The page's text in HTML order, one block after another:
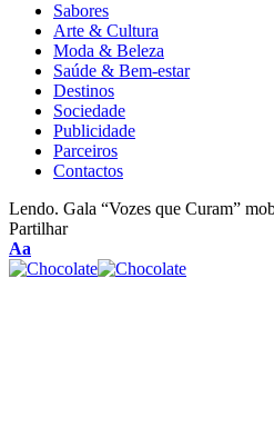
Sabores
Arte & Cultura
Moda & Beleza
Saúde & Bem-estar
Destinos
Sociedade
Publicidade
Parceiros
Contactos
Lendo. Gala “Vozes que Curam”
Partilhar
Aa